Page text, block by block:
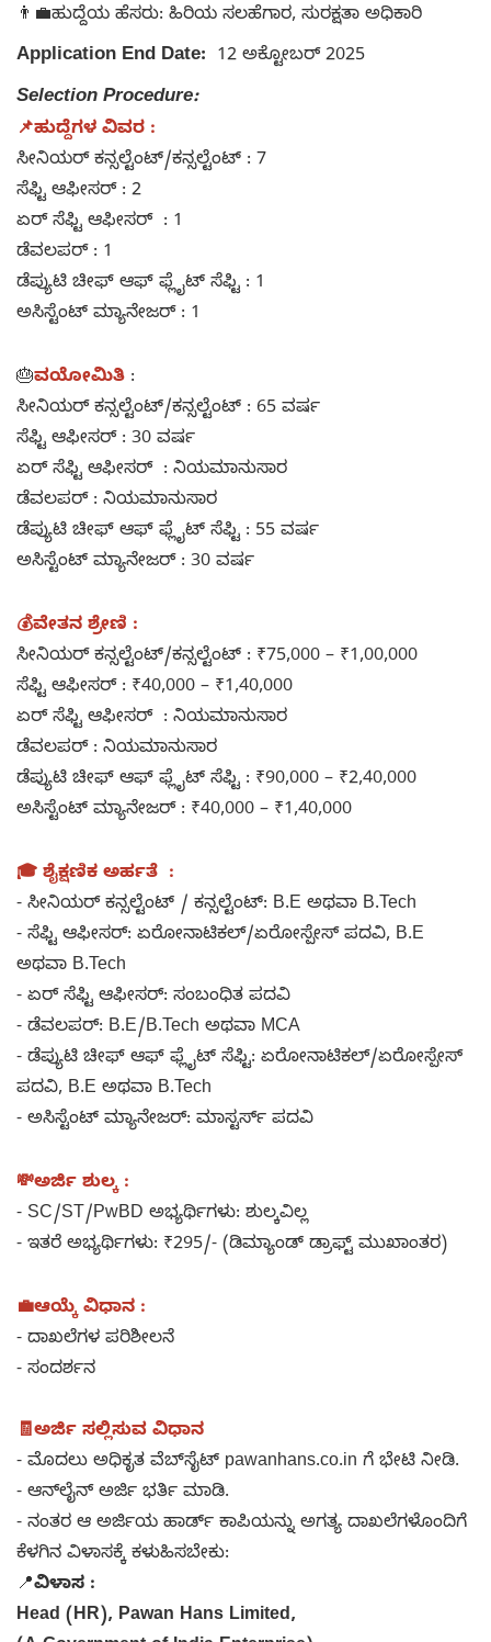
👨‍💼ಹುದ್ದೆಯ ಹೆಸರು: ಹಿರಿಯ ಸಲಹೆಗಾರ, ಸುರಕ್ಷತಾ ಅಧಿಕಾರಿ
Application End Date: 12 ಅಕ್ಟೋಬರ್ 2025
Selection Procedure:
📌ಹುದ್ದೆಗಳ ವಿವರ :
ಸೀನಿಯರ್ ಕನ್ಸಲ್ಟೆಂಟ್/ಕನ್ಸಲ್ಟೆಂಟ್ : 7
ಸೆಫ್ಟಿ ಆಫೀಸರ್ : 2
ಏರ್ ಸೆಫ್ಟಿ ಆಫೀಸರ್ : 1
ಡೆವಲಪರ್ : 1
ಡೆಪ್ಯುಟಿ ಚೀಫ್ ಆಫ್ ಫ್ಲೈಟ್ ಸೆಫ್ಟಿ : 1
ಅಸಿಸ್ಟೆಂಟ್ ಮ್ಯಾನೇಜರ್ : 1
🎂ವಯೋಮಿತಿ :
ಸೀನಿಯರ್ ಕನ್ಸಲ್ಟೆಂಟ್/ಕನ್ಸಲ್ಟೆಂಟ್ : 65 ವರ್ಷ
ಸೆಫ್ಟಿ ಆಫೀಸರ್ : 30 ವರ್ಷ
ಏರ್ ಸೆಫ್ಟಿ ಆಫೀಸರ್ : ನಿಯಮಾನುಸಾರ
ಡೆವಲಪರ್ : ನಿಯಮಾನುಸಾರ
ಡೆಪ್ಯುಟಿ ಚೀಫ್ ಆಫ್ ಫ್ಲೈಟ್ ಸೆಫ್ಟಿ : 55 ವರ್ಷ
ಅಸಿಸ್ಟೆಂಟ್ ಮ್ಯಾನೇಜರ್ : 30 ವರ್ಷ
💰ವೇತನ ಶ್ರೇಣಿ :
ಸೀನಿಯರ್ ಕನ್ಸಲ್ಟೆಂಟ್/ಕನ್ಸಲ್ಟೆಂಟ್ : ₹75,000 – ₹1,00,000
ಸೆಫ್ಟಿ ಆಫೀಸರ್ : ₹40,000 – ₹1,40,000
ಏರ್ ಸೆಫ್ಟಿ ಆಫೀಸರ್ : ನಿಯಮಾನುಸಾರ
ಡೆವಲಪರ್ : ನಿಯಮಾನುಸಾರ
ಡೆಪ್ಯುಟಿ ಚೀಫ್ ಆಫ್ ಫ್ಲೈಟ್ ಸೆಫ್ಟಿ : ₹90,000 – ₹2,40,000
ಅಸಿಸ್ಟೆಂಟ್ ಮ್ಯಾನೇಜರ್ : ₹40,000 – ₹1,40,000
🎓 ಶೈಕ್ಷಣಿಕ ಅರ್ಹತೆ :
- ಸೀನಿಯರ್ ಕನ್ಸಲ್ಟೆಂಟ್ / ಕನ್ಸಲ್ಟೆಂಟ್: B.E ಅಥವಾ B.Tech
- ಸೆಫ್ಟಿ ಆಫೀಸರ್: ಏರೋನಾಟಿಕಲ್/ಏರೋಸ್ಪೇಸ್ ಪದವಿ, B.E
ಅಥವಾ B.Tech
- ಏರ್ ಸೆಫ್ಟಿ ಆಫೀಸರ್: ಸಂಬಂಧಿತ ಪದವಿ
- ಡೆವಲಪರ್: B.E/B.Tech ಅಥವಾ MCA
- ಡೆಪ್ಯುಟಿ ಚೀಫ್ ಆಫ್ ಫ್ಲೈಟ್ ಸೆಫ್ಟಿ: ಏರೋನಾಟಿಕಲ್/ಏರೋಸ್ಪೇಸ್
ಪದವಿ, B.E ಅಥವಾ B.Tech
- ಅಸಿಸ್ಟೆಂಟ್ ಮ್ಯಾನೇಜರ್: ಮಾಸ್ಟರ್ಸ್ ಪದವಿ
💸ಅರ್ಜಿ ಶುಲ್ಕ :
- SC/ST/PwBD ಅಭ್ಯರ್ಥಿಗಳು: ಶುಲ್ಕವಿಲ್ಲ
- ಇತರೆ ಅಭ್ಯರ್ಥಿಗಳು: ₹295/- (ಡಿಮ್ಯಾಂಡ್ ಡ್ರಾಫ್ಟ್ ಮುಖಾಂತರ)
💼ಆಯ್ಕೆ ವಿಧಾನ :
- ದಾಖಲೆಗಳ ಪರಿಶೀಲನೆ
- ಸಂದರ್ಶನ
🧾ಅರ್ಜಿ ಸಲ್ಲಿಸುವ ವಿಧಾನ
- ಮೊದಲು ಅಧಿಕೃತ ವೆಬ್‌ಸೈಟ್ pawanhans.co.in ಗೆ ಭೇಟಿ ನೀಡಿ.
- ಆನ್‌ಲೈನ್ ಅರ್ಜಿ ಭರ್ತಿ ಮಾಡಿ.
- ನಂತರ ಆ ಅರ್ಜಿಯ ಹಾರ್ಡ್ ಕಾಪಿಯನ್ನು ಅಗತ್ಯ ದಾಖಲೆಗಳೊಂದಿಗೆ
ಕೆಳಗಿನ ವಿಳಾಸಕ್ಕೆ ಕಳುಹಿಸಬೇಕು:
📍ವಿಳಾಸ :
Head (HR), Pawan Hans Limited,